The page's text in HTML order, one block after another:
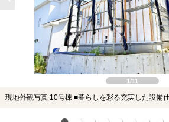
1/11
現地外観写真 10号棟 ■暮らしを彩る充実した設備